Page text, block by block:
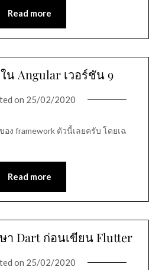
Read more
น Angular เวอร์ชัน 9
on 25/02/2020
ง framework ตัวนี้เลยครับ โดยเฉ
Read more
า Dart ก่อนเขียน Flutter
on 25/02/2020